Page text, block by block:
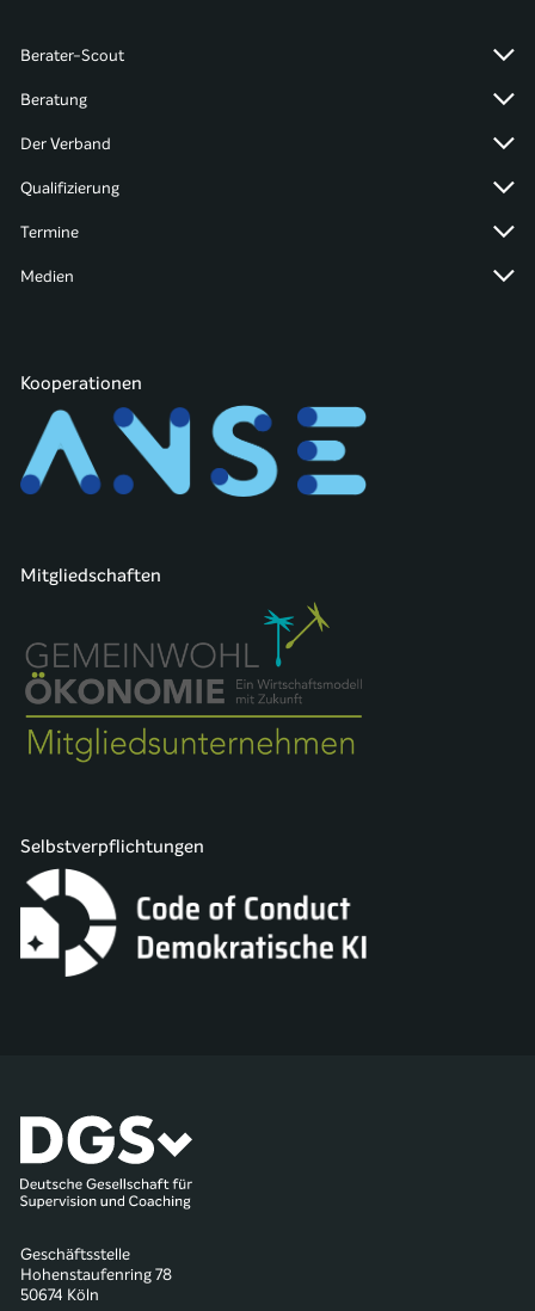
Berater-Scout
Beratung
Der Verband
Qualifizierung
Termine
Medien
Kooperationen
Mitgliedschaften
Selbstverpflichtungen
Geschäftsstelle
Hohenstaufenring 78
50674 Köln